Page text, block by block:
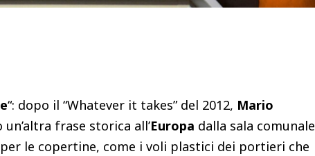
“: dopo il “Whatever it takes” del 2012, Mario
frase storica all’Europa dalla sala comunale
le copertine, come i voli plastici dei portieri che